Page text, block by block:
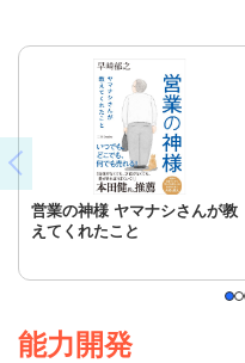
営業の神様 ヤマナシさんが教
えてくれたこと
能力開発